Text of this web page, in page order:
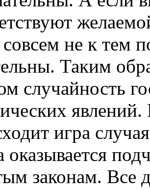
совсем не к тем
Таким
случайность
игра
оказывается
законам. Все